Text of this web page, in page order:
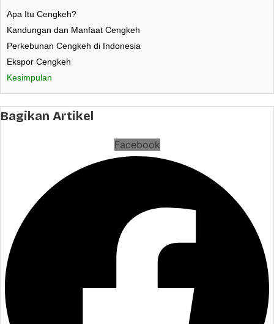
Apa Itu Cengkeh?
Kandungan dan Manfaat Cengkeh
Perkebunan Cengkeh di Indonesia
Ekspor Cengkeh
Kesimpulan
Bagikan Artikel
Facebook